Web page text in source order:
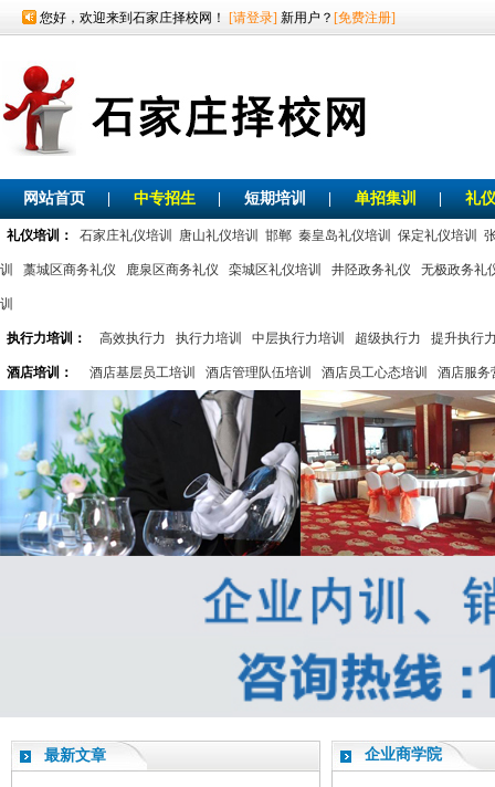
您好，欢迎来到石家庄择校网！ [请登录] 新用户？ [免费注册]
网站首页 中专招生 短期培训 单招集训 礼
礼仪培训： 石家庄礼仪培训 唐山礼仪培训 邯郸 秦皇岛礼仪培训 保定礼仪培训
训 藁城区商务礼仪 鹿泉区商务礼仪 栾城区礼仪培训 井陉政务礼仪 无极政务礼
训
执行力培训： 高效执行力 执行力培训 中层执行力培训 超级执行力 提升执行
酒店培训： 酒店基层员工培训 酒店管理队伍培训 酒店员工心态培训 酒店服务
最新文章 企业商学院